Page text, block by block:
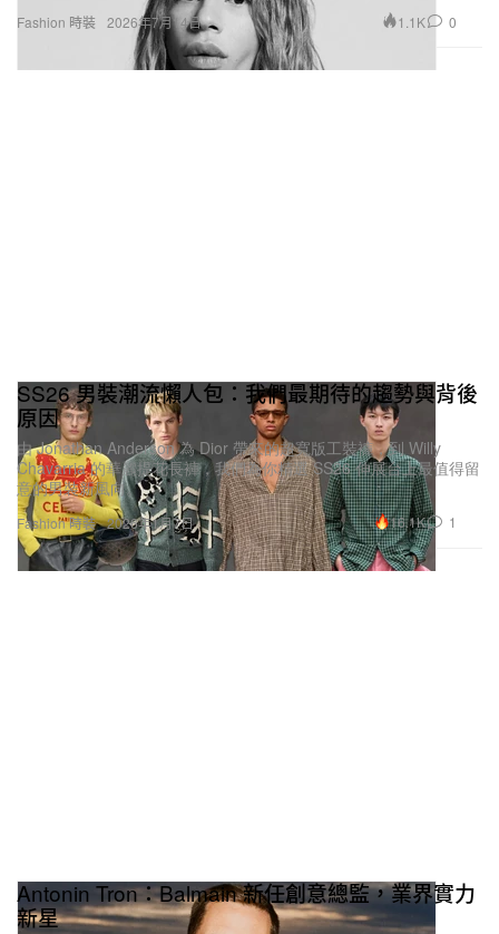
Fashion 時裝 2026年7月14日 1.1K 0
Fashion 時裝
SS26 男裝潮流懶人包：我們最期待的趨勢與背後
原因
由 Jonathan Anderson 為 Dior 帶來的超寬版工裝褲，到 Willy
Chavarria 的華麗提花長褲，我們為你精選 SS26 伸展台上最值得留
意的男裝新風向。
2026年1月7日 16.1K 1
Antonin Tron：Balmain 新任創意總監，業界實力
新星